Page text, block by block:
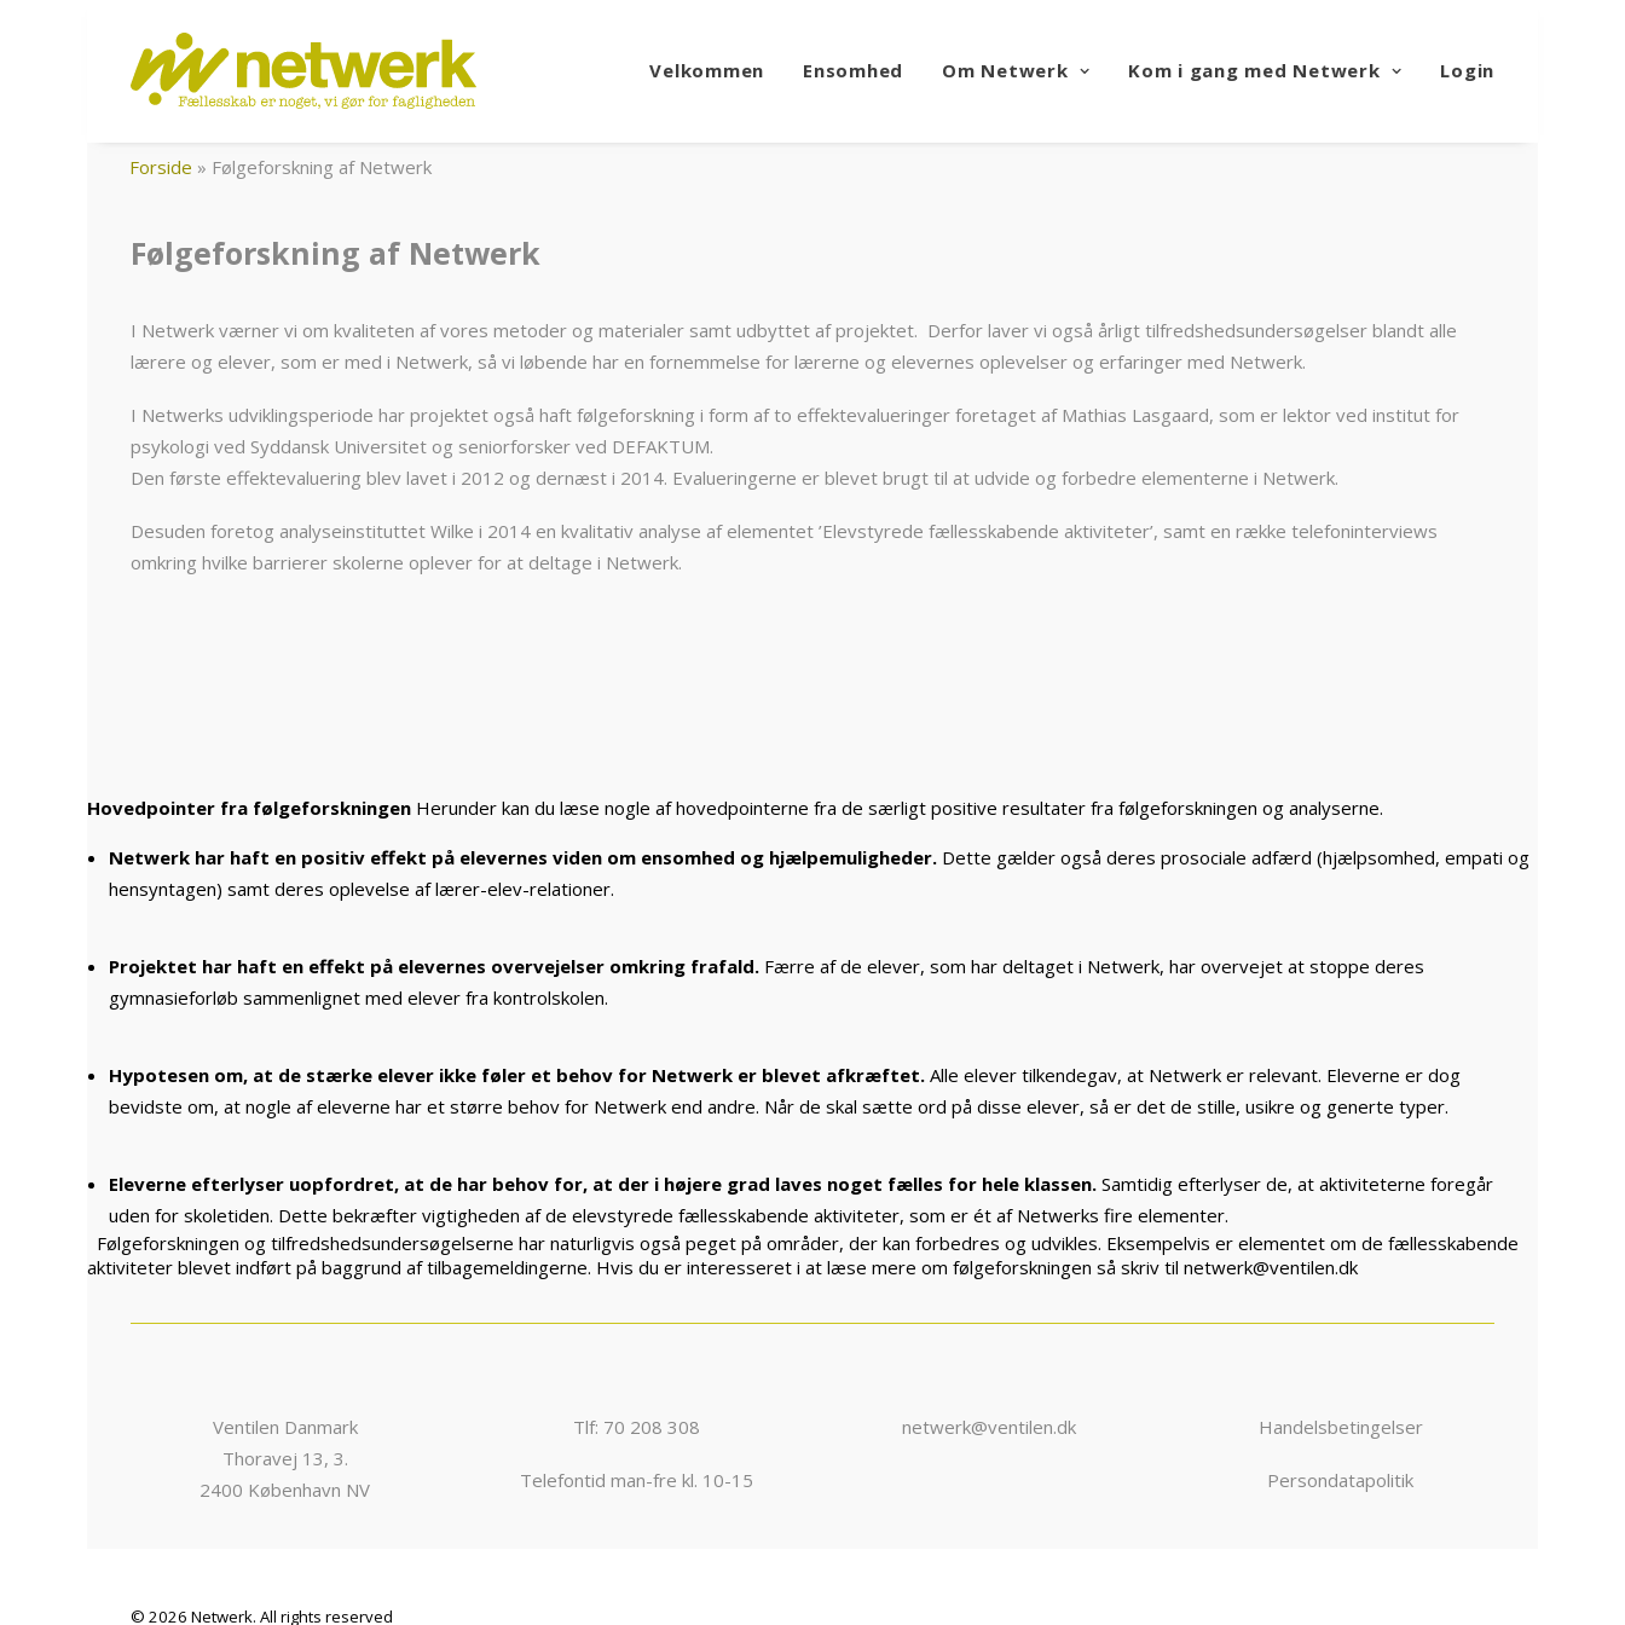
Velkommen Ensomhed Om Netwerk Kom i gang med Netwerk Login
Forside » Følgeforskning af Netwerk
Følgeforskning af Netwerk
I Netwerk værner vi om kvaliteten af vores metoder og materialer samt udbyttet af projektet. Derfor laver vi også årligt tilfredshedsundersøgelser blandt alle
lærere og elever, som er med i Netwerk, så vi løbende har en fornemmelse for lærerne og elevernes oplevelser og erfaringer med Netwerk.
I Netwerks udviklingsperiode har projektet også haft følgeforskning i form af to effektevalueringer foretaget af Mathias Lasgaard, som er lektor ved institut for
psykologi ved Syddansk Universitet og seniorforsker ved DEFAKTUM.
Den første effektevaluering blev lavet i 2012 og dernæst i 2014. Evalueringerne er blevet brugt til at udvide og forbedre elementerne i Netwerk.
Desuden foretog analyseinstituttet Wilke i 2014 en kvalitativ analyse af elementet ’Elevstyrede fællesskabende aktiviteter’, samt en række telefoninterviews
omkring hvilke barrierer skolerne oplever for at deltage i Netwerk.
Hovedpointer fra følgeforskningen Herunder kan du læse nogle af hovedpointerne fra de særligt positive resultater fra følgeforskningen og analyserne.
Netwerk har haft en positiv effekt på elevernes viden om ensomhed og hjælpemuligheder. Dette gælder også deres prosociale adfærd (hjælpsomhed, empati og
hensyntagen) samt deres oplevelse af lærer-elev-relationer.
Projektet har haft en effekt på elevernes overvejelser omkring frafald. Færre af de elever, som har deltaget i Netwerk, har overvejet at stoppe deres
gymnasieforløb sammenlignet med elever fra kontrolskolen.
Hypotesen om, at de stærke elever ikke føler et behov for Netwerk er blevet afkræftet. Alle elever tilkendegav, at Netwerk er relevant. Eleverne er dog
bevidste om, at nogle af eleverne har et større behov for Netwerk end andre. Når de skal sætte ord på disse elever, så er det de stille, usikre og generte typer.
Eleverne efterlyser uopfordret, at de har behov for, at der i højere grad laves noget fælles for hele klassen. Samtidig efterlyser de, at aktiviteterne foregår
uden for skoletiden. Dette bekræfter vigtigheden af de elevstyrede fællesskabende aktiviteter, som er ét af Netwerks fire elementer.
Følgeforskningen og tilfredshedsundersøgelserne har naturligvis også peget på områder, der kan forbedres og udvikles. Eksempelvis er elementet om de fællesskabende
aktiviteter blevet indført på baggrund af tilbagemeldingerne. Hvis du er interesseret i at læse mere om følgeforskningen så skriv til netwerk@ventilen.dk
Ventilen Danmark
Thoravej 13, 3.
2400 København NV
Tlf: 70 208 308
Telefontid man-fre kl. 10-15
netwerk@ventilen.dk Handelsbetingelser
Persondatapolitik
© 2026 Netwerk. All rights reserved